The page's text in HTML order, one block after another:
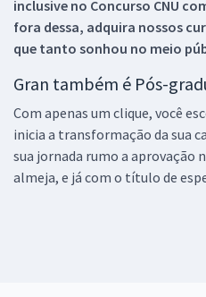
inclusive no Concurso CNU
fora dessa, adquira nossos
que tanto sonhou no meio
Gran também é Pós-
Com apenas um clique, você
inicia a transformação da sua
sua jornada rumo a aprovação
almeja, e já com o título de